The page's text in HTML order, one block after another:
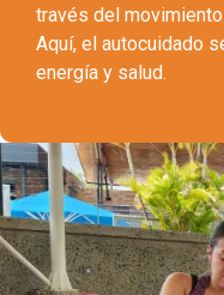
través del
Aquí, el autocuidado
energía y salud.